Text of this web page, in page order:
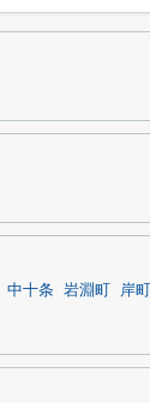
中十条 岩淵町 岸町